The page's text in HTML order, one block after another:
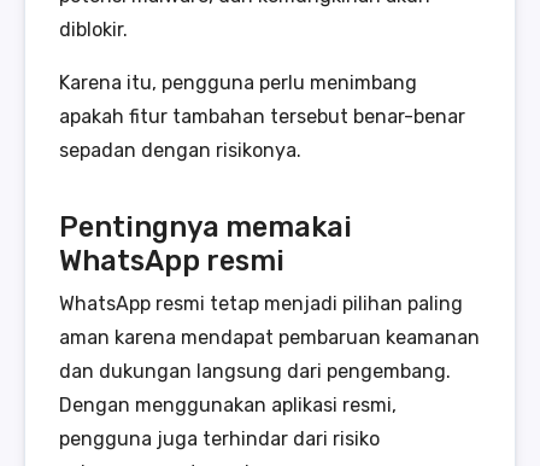
diblokir.
Karena itu, pengguna perlu menimbang
apakah fitur tambahan tersebut benar-benar
sepadan dengan risikonya.
Pentingnya memakai
WhatsApp resmi
WhatsApp resmi tetap menjadi pilihan paling
aman karena mendapat pembaruan keamanan
dan dukungan langsung dari pengembang.
Dengan menggunakan aplikasi resmi,
pengguna juga terhindar dari risiko